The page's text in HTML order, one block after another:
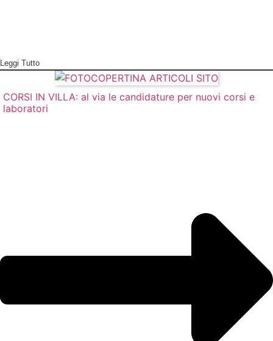
Leggi Tutto
CORSI IN VILLA: al via le candidature per nuovi corsi e
laboratori